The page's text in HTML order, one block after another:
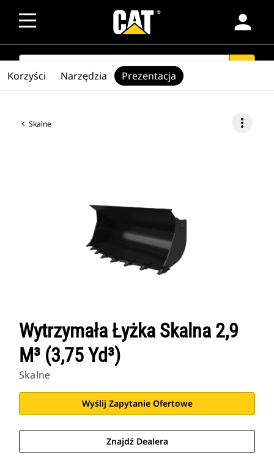
person
SEARCH
Skalne more_vert
Wytrzymała Łyżka Skalna 2,9
M³ (3,75 Yd³)
Skalne
Wyślij Zapytanie Ofertowe
Znajdź Dealera
Korzyści Narzędzia Prezentacja